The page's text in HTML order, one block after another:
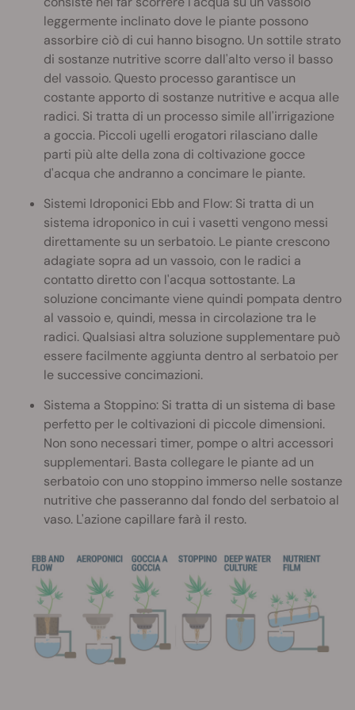
leggermente inclinato dove le piante possono
assorbire ciò di cui hanno bisogno. Un sottile strato
di sostanze nutritive scorre dall'alto verso il basso
del vassoio. Questo processo garantisce un
costante apporto di sostanze nutritive e acqua alle
radici. Si tratta di un processo simile all'irrigazione
a goccia. Piccoli ugelli erogatori rilasciano dalle
parti più alte della zona di coltivazione gocce
d'acqua che andranno a concimare le piante.
Sistemi Idroponici Ebb and Flow: Si tratta di un
sistema idroponico in cui i vasetti vengono messi
direttamente su un serbatoio. Le piante crescono
adagiate sopra ad un vassoio, con le radici a
contatto diretto con l'acqua sottostante. La
soluzione concimante viene quindi pompata dentro
al vassoio e, quindi, messa in circolazione tra le
radici. Qualsiasi altra soluzione supplementare può
essere facilmente aggiunta dentro al serbatoio per
le successive concimazioni.
Sistema a Stoppino: Si tratta di un sistema di base
perfetto per le coltivazioni di piccole dimensioni.
Non sono necessari timer, pompe o altri accessori
supplementari. Basta collegare le piante ad un
serbatoio con uno stoppino immerso nelle sostanze
nutritive che passeranno dal fondo del serbatoio al
vaso. L'azione capillare farà il resto.